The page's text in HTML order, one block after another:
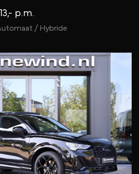
p.m.
/ Hybride